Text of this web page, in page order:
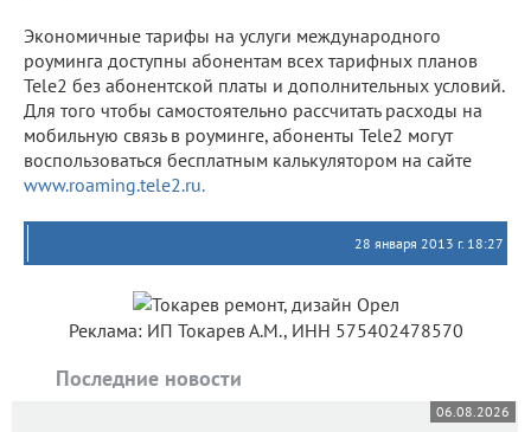
Экономичные тарифы на услуги международного
роуминга доступны абонентам всех тарифных планов
Tele2 без абонентской платы и дополнительных условий.
Для того чтобы самостоятельно рассчитать расходы на
мобильную связь в роуминге, абоненты Tele2 могут
воспользоваться бесплатным калькулятором на сайте
www.roaming.tele2.ru.
28 января 2013 г. 18:27
Реклама: ИП Токарев А.М., ИНН 575402478570
Последние новости
06.08.2026